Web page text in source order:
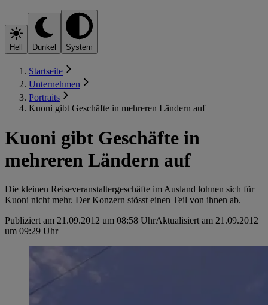
Hell Dunkel System
Startseite
Unternehmen
Portraits
Kuoni gibt Geschäfte in mehreren Ländern auf
Kuoni gibt Geschäfte in
mehreren Ländern auf
Die kleinen Reiseveranstaltergeschäfte im Ausland lohnen sich für
Kuoni nicht mehr. Der Konzern stösst einen Teil von ihnen ab.
Publiziert am 21.09.2012 um 08:58 UhrAktualisiert am 21.09.2012
um 09:29 Uhr